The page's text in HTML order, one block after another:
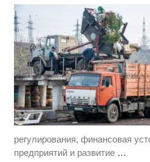
регулирования, финансовая
предприятий и развитие …
Скрытая камера на
Крыма: Что люди
когда их не видят...